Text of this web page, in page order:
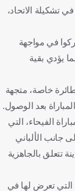
تشكيلة الاتحاد،
في مواجهة
يؤدي بقية
خاصة، متجهة
بعد الوصول.
الفيحاء، التي
جانب الألباني
تتعلق بالجاهزية
التي تعرض لها في